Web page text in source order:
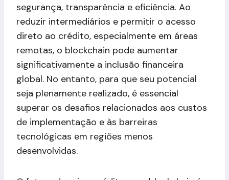
segurança, transparência e eficiência. Ao
reduzir intermediários e permitir o acesso
direto ao crédito, especialmente em áreas
remotas, o blockchain pode aumentar
significativamente a inclusão financeira
global. No entanto, para que seu potencial
seja plenamente realizado, é essencial
superar os desafios relacionados aos custos
de implementação e às barreiras
tecnológicas em regiões menos
desenvolvidas.